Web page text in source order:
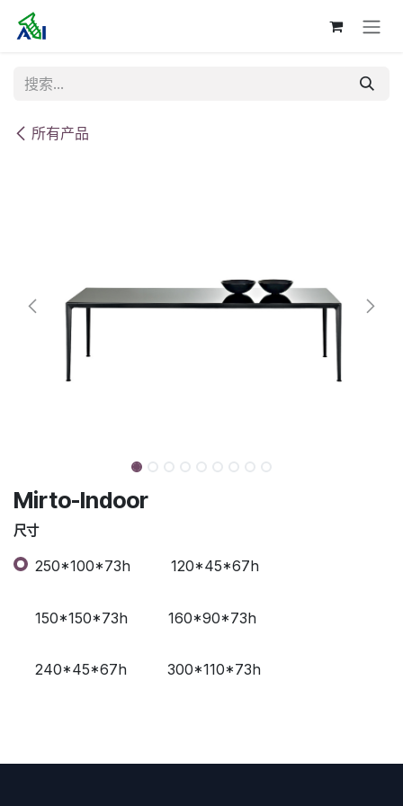
跳至内容
所有产品
Mirto-Indoor
尺寸
250*100*73h 120*45*67h
150*150*73h 160*90*73h
240*45*67h 300*110*73h